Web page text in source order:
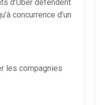
d’Uber défendent
concurrence d’un
les compagnies